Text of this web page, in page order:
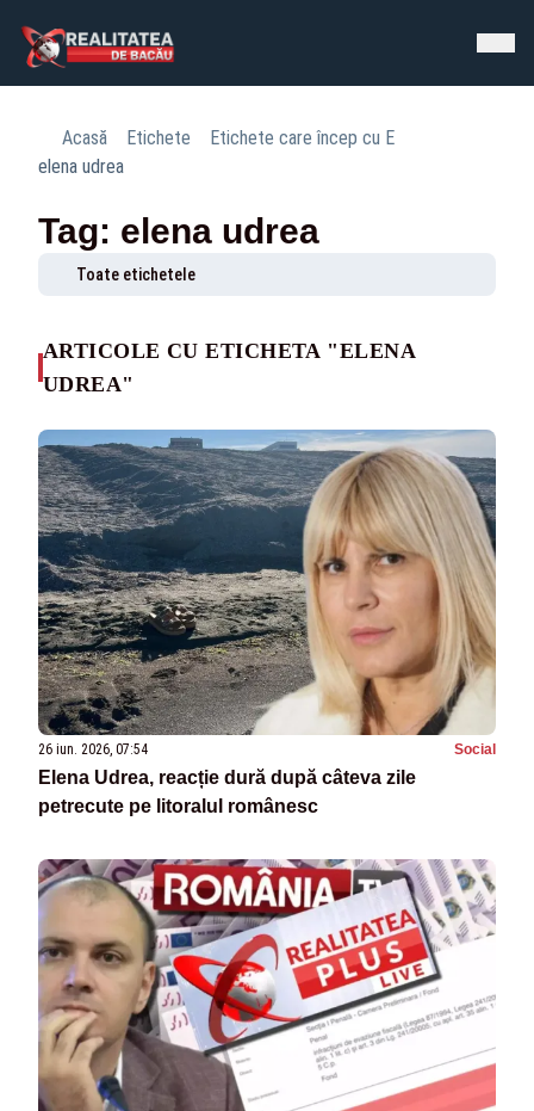
Acasă Etichete
Etichete care încep cu E
elena udrea
Tag: elena udrea
Toate etichetele
ARTICOLE CU ETICHETA "ELENA
UDREA"
26 iun. 2026, 07:54 Social
Elena Udrea, reacție dură după câteva zile
petrecute pe litoralul românesc